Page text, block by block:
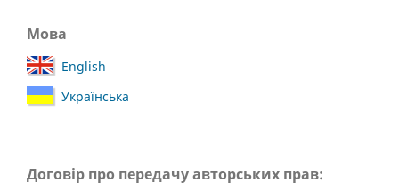
Мова
Українська
English
Договір про передачу авторських прав: